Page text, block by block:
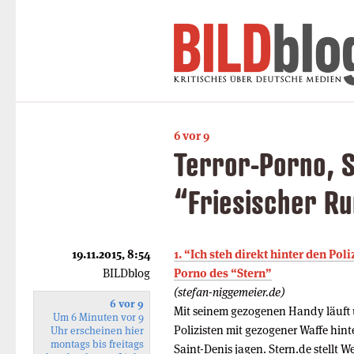
6 vor 9
Terror-Porno,
“Friesischer
1. “Ich steh direkt hinter den
Porno des “Stern”
(stefan-niggemeier.de)
Mit seinem gezogenen Handy
Polizisten mit gezogener Waffe
Saint-Denis jagen. Stern.de stellt
19.11.2015, 8:54
BILDblog
6 vor 9
Um 6 Minuten vor 9
Uhr erscheinen hier
montags bis freitags